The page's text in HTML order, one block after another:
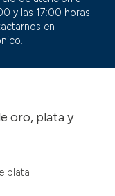
y las 17:00 horas.
en
oro, plata y
plata